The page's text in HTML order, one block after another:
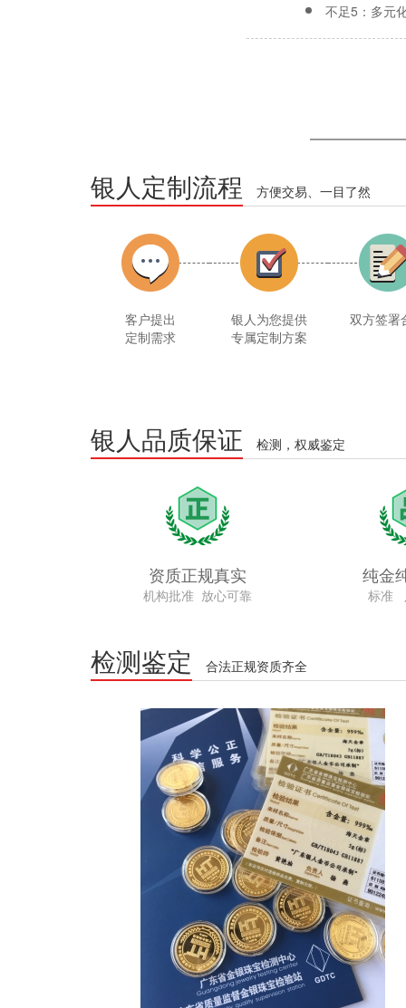
不足5：多元
银人定制流程 方便交易、一目了然
客户提出
定制需求
银人为您提供
专属定制方案
双方签署
银人品质保证 检测，权威鉴定
资质正规真实
机构批准 放心可靠
纯金
标准
检测鉴定 合法正规资质齐全